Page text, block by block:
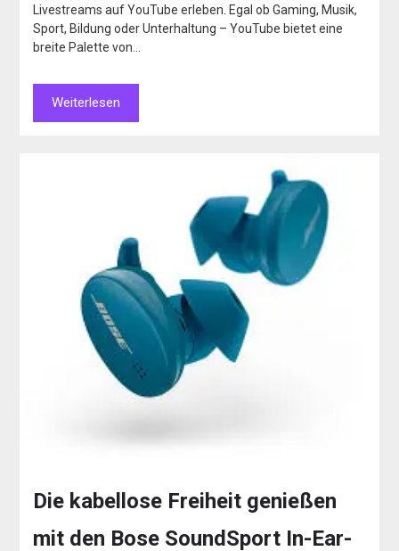
Livestreams auf YouTube erleben. Egal ob Gaming, Musik,
Sport, Bildung oder Unterhaltung – YouTube bietet eine
breite Palette von…
Weiterlesen
Die kabellose Freiheit genießen
mit den Bose SoundSport In-Ear-